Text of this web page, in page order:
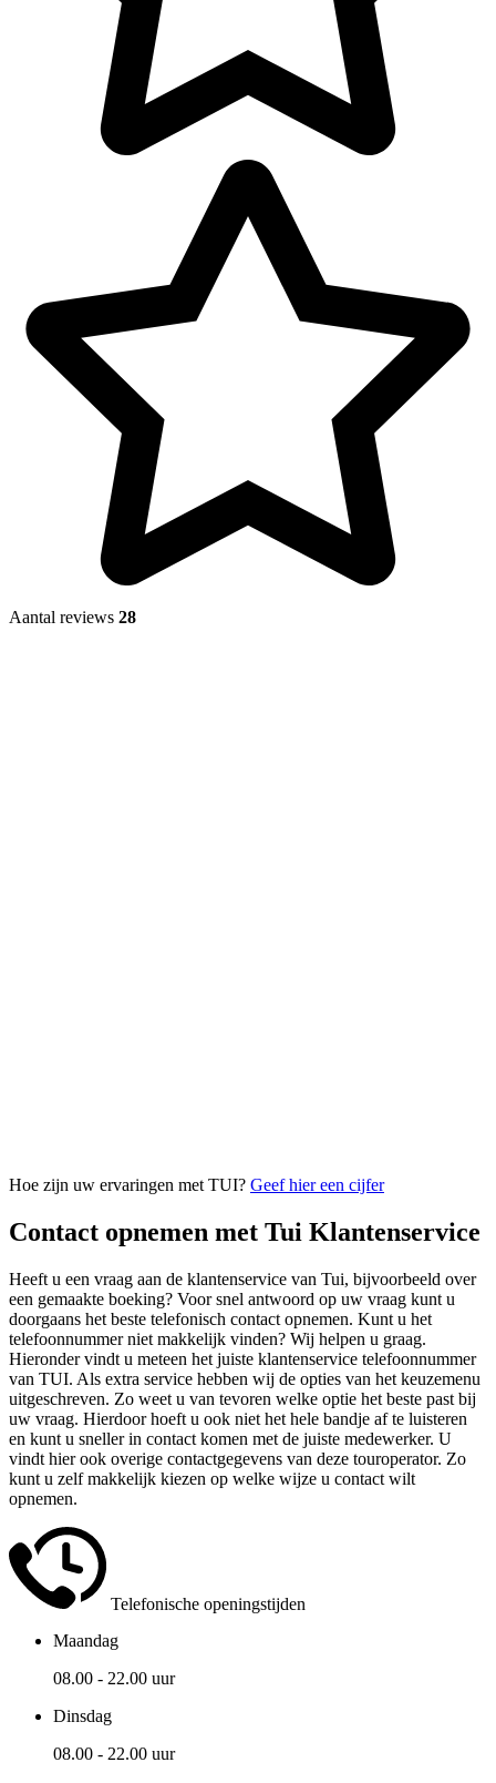
Aantal reviews 28
Hoe zijn uw ervaringen met TUI? Geef hier een cijfer
Contact opnemen met Tui Klantenservice
Heeft u een vraag aan de klantenservice van Tui, bijvoorbeeld over
een gemaakte boeking? Voor snel antwoord op uw vraag kunt u
doorgaans het beste telefonisch contact opnemen. Kunt u het
telefoonnummer niet makkelijk vinden? Wij helpen u graag.
Hieronder vindt u meteen het juiste klantenservice telefoonnummer
van TUI. Als extra service hebben wij de opties van het keuzemenu
uitgeschreven. Zo weet u van tevoren welke optie het beste past bij
uw vraag. Hierdoor hoeft u ook niet het hele bandje af te luisteren
en kunt u sneller in contact komen met de juiste medewerker. U
vindt hier ook overige contactgegevens van deze touroperator. Zo
kunt u zelf makkelijk kiezen op welke wijze u contact wilt
opnemen.
Telefonische openingstijden
Maandag
08.00 - 22.00 uur
Dinsdag
08.00 - 22.00 uur